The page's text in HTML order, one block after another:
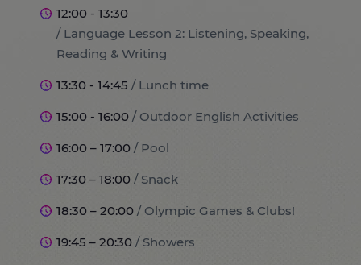
12:00 - 13:30
/ Language Lesson 2: Listening, Speaking,
Reading & Writing
13:30 - 14:45 / Lunch time
15:00 - 16:00 / Outdoor English Activities
16:00 – 17:00 / Pool
17:30 – 18:00 / Snack
18:30 – 20:00 / Olympic Games & Clubs!
19:45 – 20:30 / Showers